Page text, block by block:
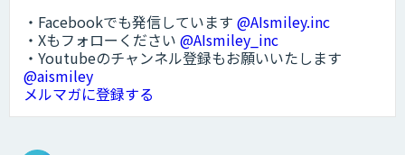
・Facebookでも発信しています @AIsmiley.inc
・Xもフォローください @AIsmiley_inc
・Youtubeのチャンネル登録もお願いいたします
@aismiley
メルマガに登録する